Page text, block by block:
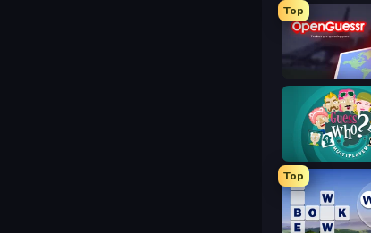
Top
¿Quién es Quién?
Top